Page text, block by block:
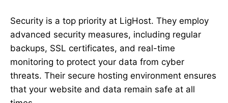
Security is a top priority at LigHost. They employ
advanced security measures, including regular
backups, SSL certificates, and real-time
monitoring to protect your data from cyber
threats. Their secure hosting environment ensures
that your website and data remain safe at all